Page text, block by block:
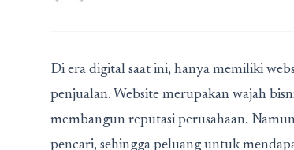
Di era digital saat ini, hanya memiliki
penjualan. Website merupakan wajah
membangun reputasi perusahaan.
pencari, sehingga peluang untuk